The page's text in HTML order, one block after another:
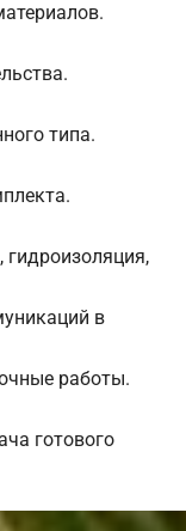
типа.
в
работы.
готового